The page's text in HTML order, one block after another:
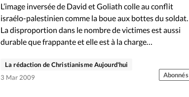
L’image inversée de David et Goliath colle au conflit
israélo-palestinien comme la boue aux bottes du soldat.
La disproportion dans le nombre de victimes est aussi
durable que frappante et elle est à la charge…
La rédaction de Christianisme Aujourd'hui
3 Mar 2009
Abonnés